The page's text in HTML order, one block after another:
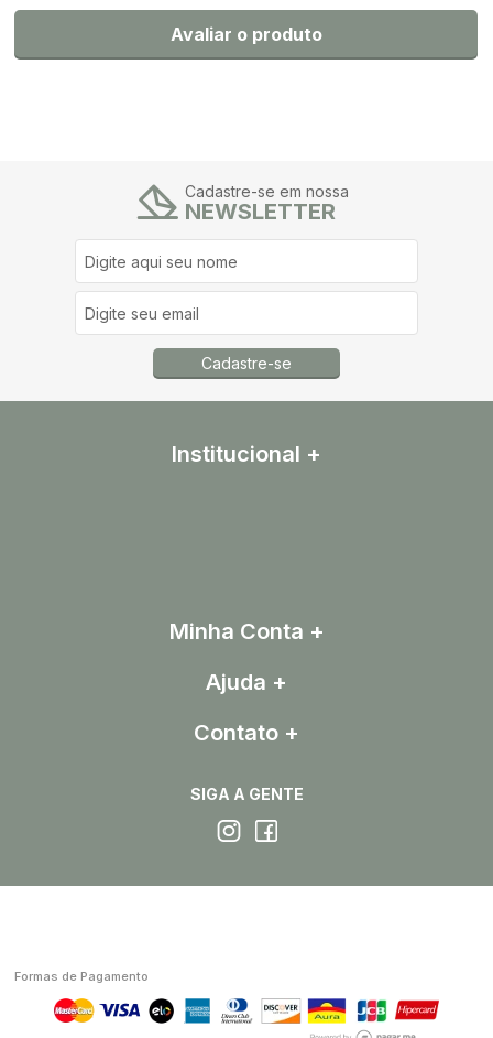
Avaliar o produto
Cadastre-se em nossa
NEWSLETTER
Cadastre-se
Institucional
Minha Conta
Ajuda
Contato
SIGA A GENTE
Formas de Pagamento